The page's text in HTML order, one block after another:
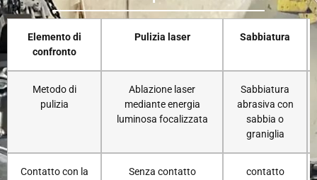
Elemento di
confronto
Pulizia laser Sabbiatura
Metodo di
pulizia
Ablazione laser
mediante energia
luminosa focalizzata
Sabbiatura
abrasiva con
sabbia o
graniglia
Contatto con la
Senza contatto
contatto